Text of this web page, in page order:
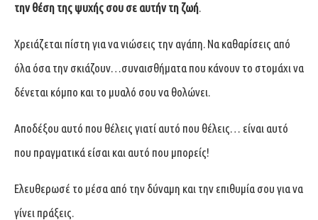
την θέση της ψυχής σου σε αυτήν τη ζωή.
Χρειάζεται πίστη για να νιώσεις την αγάπη. Να καθαρίσεις από
όλα όσα την σκιάζουν…συναισθήματα που κάνουν το στομάχι να
δένεται κόμπο και το μυαλό σου να θολώνει.
Αποδέξου αυτό που θέλεις γιατί αυτό που θέλεις… είναι αυτό
που πραγματικά είσαι και αυτό που μπορείς!
Ελευθερωσέ το μέσα από την δύναμη και την επιθυμία σου για να
γίνει πράξεις.